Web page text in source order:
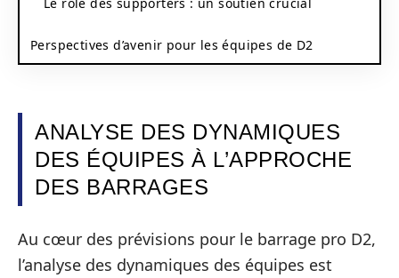
Perspectives d’avenir pour les équipes de D2
ANALYSE DES DYNAMIQUES
DES ÉQUIPES À L’APPROCHE
DES BARRAGES
Au cœur des prévisions pour le barrage pro D2,
l’analyse des dynamiques des équipes est